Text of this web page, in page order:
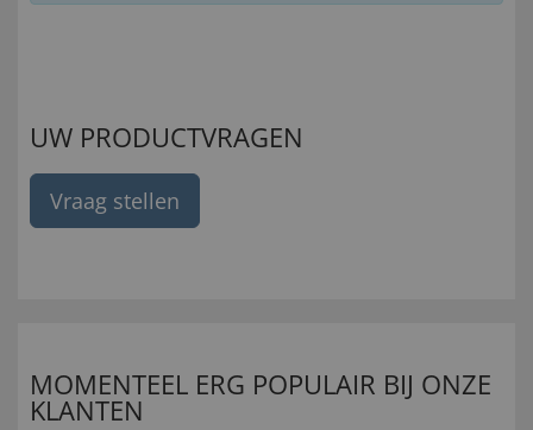
UW PRODUCTVRAGEN
Vraag stellen
MOMENTEEL ERG POPULAIR BIJ ONZE
KLANTEN